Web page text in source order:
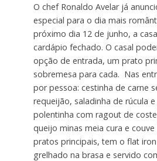
O chef Ronaldo Avelar já
especial para o dia mais
próximo dia 12 de junho, a
cardápio fechado. O casal
opção de entrada, um prato
sobremesa para cada. Nas
por pessoa: cestinha de carne
requeijão, saladinha de rúcula
polentinha com ragout de
queijo minas meia cura e
pratos principais, tem o flat
grelhado na brasa e servido